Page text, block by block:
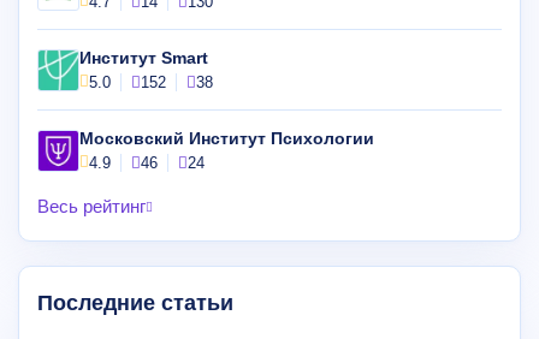
Институт Smart
5.0 152 38
Московский Институт Психологии
4.9 46 24
Весь рейтинг
Последние статьи